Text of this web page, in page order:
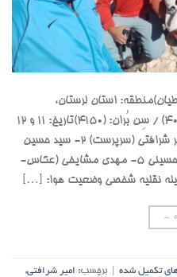
متر (روستای طیان)منطقه: استان لرستان،
شهرستان ازنا ارتفاع قله: گُل گُل: (4050) / سِن بُران: (4150)تاریخ: 11 و 12
خرداد 1402 اعضاء شرکت کننده:۱- امیر شرافتی (سرپرست) ۲- سید حسین
معینی فر ۳- علی الماسی ۴- مهدی حسینی ۵- مهدی مشایخی (عکاس-
نقلیه شخصی وضعیت هوا: […]
→
تکمیل شده برچسب: امیر شرافتی,